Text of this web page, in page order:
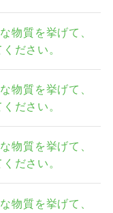
物質を挙げて、
ださい。
物質を挙げて、
ださい。
物質を挙げて、
ださい。
物質を挙げて、